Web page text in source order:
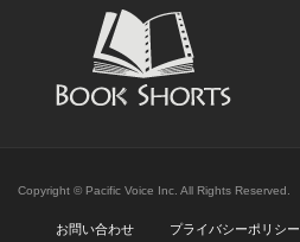
Copyright © Pacific Voice Inc. All Rights Reserved.
お問い合わせ プライバシーポリシー